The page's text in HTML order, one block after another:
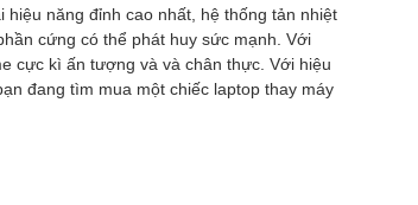
năng đỉnh cao nhất, hệ thống tản nhiệt
cứng có thể phát huy sức mạnh. Với
cực kì ấn tượng và và chân thực. Với hiệu
đang tìm mua một chiếc laptop thay máy